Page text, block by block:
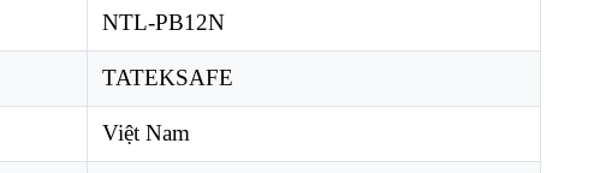
NTL-PB12N
TATEKSAFE
Việt Nam